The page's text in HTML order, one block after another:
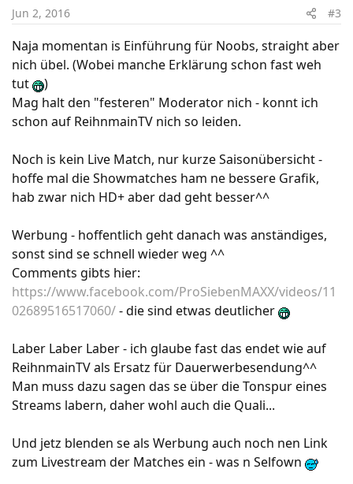
Jun 2, 2016 #3
Naja momentan is Einführung für Noobs, straight aber
nich übel. (Wobei manche Erklärung schon fast weh
tut
)
Mag halt den "festeren" Moderator nich - konnt ich
schon auf ReihnmainTV nich so leiden.
Noch is kein Live Match, nur kurze Saisonübersicht -
hoffe mal die Showmatches ham ne bessere Grafik,
hab zwar nich HD+ aber dad geht besser^^
Werbung - hoffentlich geht danach was anständiges,
sonst sind se schnell wieder weg ^^
Comments gibts hier:
https://www.facebook.com/ProSiebenMAXX/videos/11
02689516517060/- die sind etwas deutlicher
Laber Laber Laber - ich glaube fast das endet wie auf
ReihnmainTV als Ersatz für Dauerwerbesendung^^
Man muss dazu sagen das se über die Tonspur eines
Streams labern, daher wohl auch die Quali...
Und jetz blenden se als Werbung auch noch nen Link
zum Livestream der Matches ein - was n Selfown